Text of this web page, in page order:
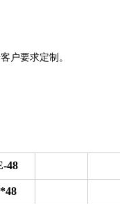
户要求定制。
48